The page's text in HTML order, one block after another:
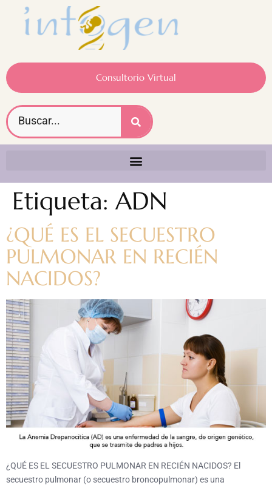
Consultorio Virtual
Etiqueta:ADN
¿QUÉ ES EL SECUESTRO
PULMONAR EN RECIÉN
NACIDOS?
¿QUÉ ES EL SECUESTRO PULMONAR EN RECIÉN NACIDOS? El
secuestro pulmonar (o secuestro broncopulmonar) es una